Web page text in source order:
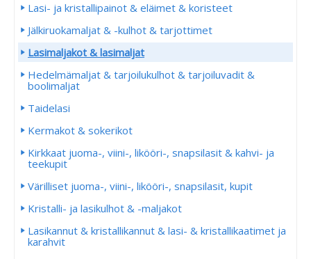
Lasi- ja kristallipainot & eläimet & koristeet
Jälkiruokamaljat & -kulhot & tarjottimet
Lasimaljakot & lasimaljat
Hedelmämaljat & tarjoilukulhot & tarjoiluvadit &
boolimaljat
Taidelasi
Kermakot & sokerikot
Kirkkaat juoma-, viini-, likööri-, snapsilasit & kahvi- ja
teekupit
Värilliset juoma-, viini-, likööri-, snapsilasit, kupit
Kristalli- ja lasikulhot & -maljakot
Lasikannut & kristallikannut & lasi- & kristallikaatimet ja
karahvit